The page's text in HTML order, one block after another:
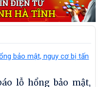
lỗ hổng bảo mật,